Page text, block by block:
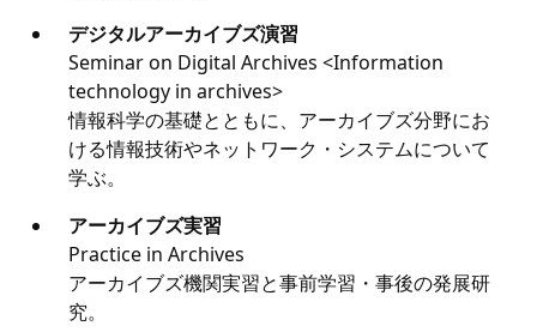
デジタルアーカイブズ演習
Seminar on Digital Archives <Information
technology in archives>
情報科学の基礎とともに、アーカイブズ分野にお
ける情報技術やネットワーク・システムについて
学ぶ。
アーカイブズ実習
Practice in Archives
アーカイブズ機関実習と事前学習・事後の発展研
究。